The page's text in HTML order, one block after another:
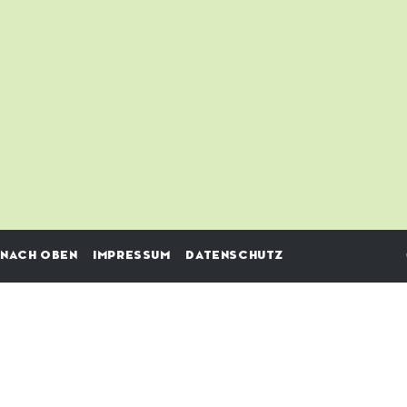
NACH OBEN IMPRESSUM DATENSCHUTZ